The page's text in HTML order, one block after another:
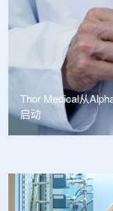
钍-228，商业供货